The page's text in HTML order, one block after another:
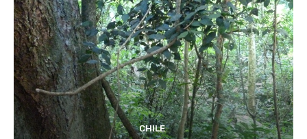
CHILE